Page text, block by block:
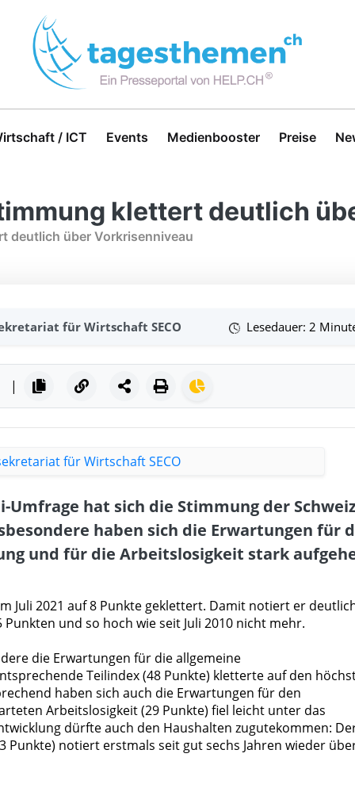
/ ICT Events Medienbooster Preise
klettert deutlich
deutlich über Vorkrisenniveau
für Wirtschaft SECO Lesedauer: 2
|
Umfrage hat sich die Stimmung der
haben sich die Erwartungen für
und für die Arbeitslosigkeit stark
Juli 2021 auf 8 Punkte geklettert. Damit notiert er
und so hoch wie seit Juli 2010 nicht mehr.
die Erwartungen für die allgemeine
Teilindex (48 Punkte) kletterte auf den
haben sich auch die Erwartungen für den
Arbeitslosigkeit (29 Punkte) fiel leicht unter das
dürfte auch den Haushalten zugutekommen:
Punkte) notiert erstmals seit gut sechs Jahren wieder